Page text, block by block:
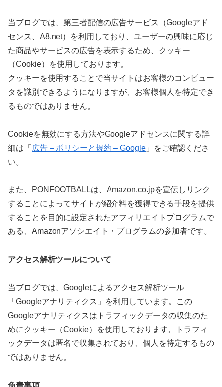
当ブログでは、第三者配信の広告サービス（Googleアド
センス、A8.net）を利用しており、ユーザーの興味に応じ
た商品やサービスの広告を表示するため、クッキー
（Cookie）を使用しております。
クッキーを使用することで当サイトはお客様のコンピュー
タを識別できるようになりますが、お客様個人を特定でき
るものではありません。
Cookieを無効にする方法やGoogleアドセンスに関する詳
細は「 広告 – ポリシーと規約 – Google 」をご確認くださ
い。
また、PONFOOTBALLは、Amazon.co.jpを宣伝しリンク
することによってサイトが紹介料を獲得できる手段を提供
することを目的に設定されたアフィリエイトプログラムで
ある、Amazonアソシエイト・プログラムの参加者です。
アクセス解析ツールについて
当ブログでは、Googleによるアクセス解析ツール
「Googleアナリティクス」を利用しています。この
Googleアナリティクスはトラフィックデータの収集のた
めにクッキー（Cookie）を使用しております。トラフィ
ックデータは匿名で収集されており、個人を特定するもの
ではありません。
免責事項